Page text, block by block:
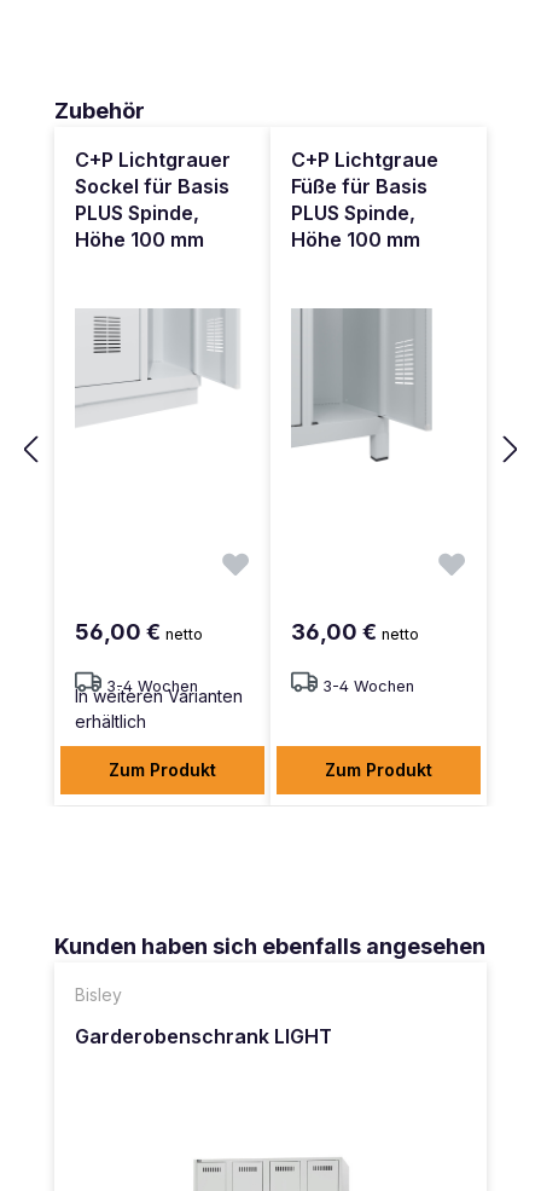
Produktgalerie überspringen
Zubehör
C+P Lichtgrauer
Sockel für Basis
PLUS Spinde,
Höhe 100 mm
56,00 € netto
3-4 Wochen
In weiteren Varianten
erhältlich
Zum Produkt
C+P Lichtgraue
Füße für Basis
PLUS Spinde,
Höhe 100 mm
36,00 € netto
3-4 Wochen
Zum Produkt
Produktgalerie überspringen
Kunden haben sich ebenfalls angesehen
Bisley
Garderobenschrank LIGHT